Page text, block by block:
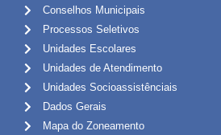
Conselhos Municipais
Processos Seletivos
Unidades Escolares
Unidades de Atendimento
Unidades Socioassistênciais
Dados Gerais
Mapa do Zoneamento